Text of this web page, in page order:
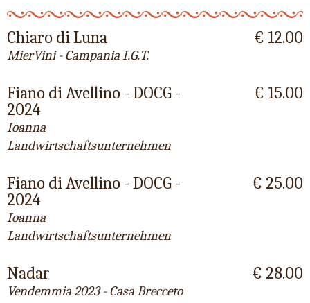
Chiaro di Luna
MierVini - Campania I.G.T.
€ 12.00
Fiano di Avellino - DOCG -
2024
Ioanna
Landwirtschaftsunternehmen
€ 15.00
Fiano di Avellino - DOCG -
2024
Ioanna
Landwirtschaftsunternehmen
€ 25.00
Nadar
Vendemmia 2023 - Casa Brecceto
€ 28.00